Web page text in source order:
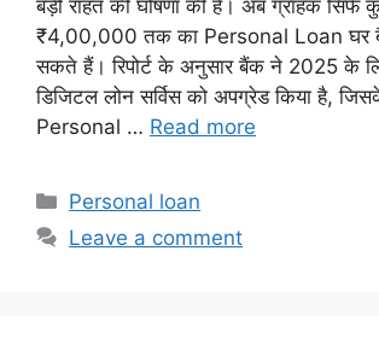
बड़ी राहत की घोषणा की है। अब ग्राहक सिर्फ
₹4,00,000 तक का Personal Loan घर
सकते हैं। रिपोर्ट के अनुसार बैंक ने 2025 के
डिजिटल लोन सर्विस को अपग्रेड किया है,
Personal … Read more
Categories
Personal loan
Leave a comment